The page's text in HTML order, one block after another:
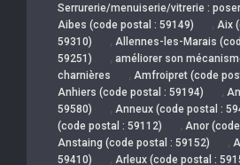
Serrurerie/menuiserie/vitrerie :
Aibes (code postal : 59149) , Aix
59310)
, Allennes-les-Marais
59251)
, améliorer son
charnières
, Amfroipret (code
Anhiers (code postal : 59194) ,
59580)
, Anneux (code postal :
(code postal : 59112)
, Anor
Anstaing (code postal : 59152) ,
59410)
, Arleux (code postal :